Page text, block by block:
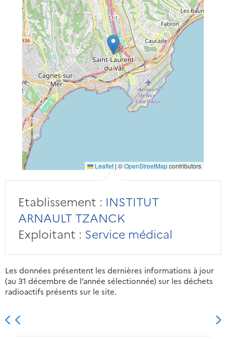
Leaflet | ©OpenStreetMapcontributors
Etablissement : INSTITUT
ARNAULT TZANCK
Exploitant : Service médical
Les données présentent les dernières informations à jour
(au 31 décembre de l’année sélectionnée) sur les déchets
radioactifs présents sur le site.